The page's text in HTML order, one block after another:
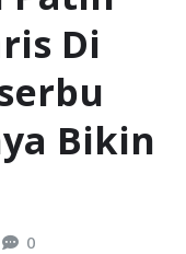
Di
Bikin
0